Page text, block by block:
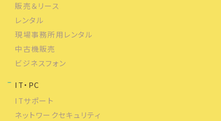
販売＆リース
レンタル
現場事務所用レンタル
中古機販売
ビジネスフォン
IT・PC
ITサポート
ネットワークセキュリティ